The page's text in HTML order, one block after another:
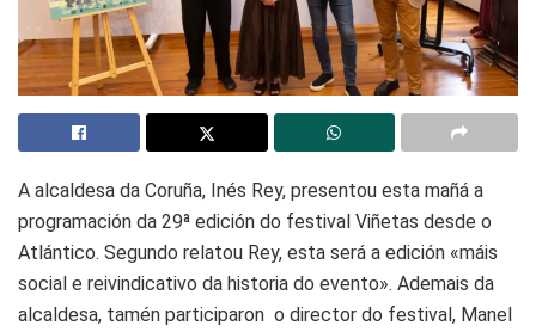
A alcaldesa da Coruña, Inés Rey, presentou esta mañá a
programación da 29ª edición do festival Viñetas desde o
Atlántico. Segundo relatou Rey, esta será a edición «máis
social e reivindicativo da historia do evento». Ademais da
alcaldesa, tamén participaron o director do festival, Manel